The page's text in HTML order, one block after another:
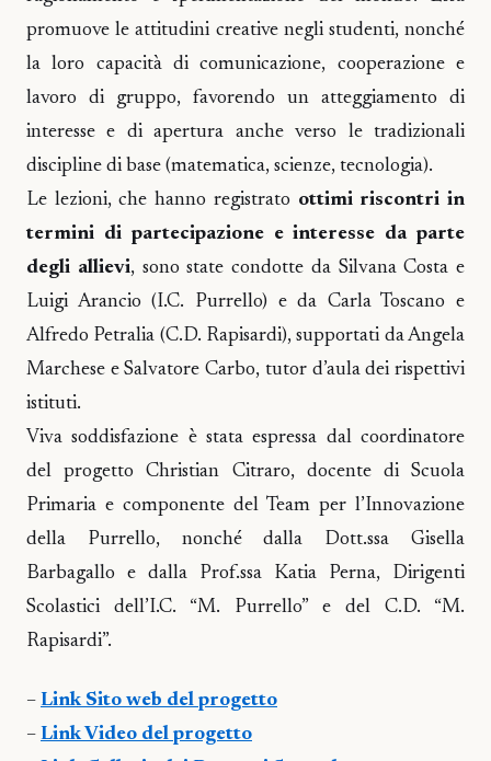
promuove le attitudini creative negli studenti, nonché
la loro capacità di comunicazione, cooperazione e
lavoro di gruppo, favorendo un atteggiamento di
interesse e di apertura anche verso le tradizionali
discipline di base (matematica, scienze, tecnologia).
Le lezioni, che hanno registrato ottimi riscontri in
termini di partecipazione e interesse da parte
degli allievi, sono state condotte da Silvana Costa e
Luigi Arancio (I.C. Purrello) e da Carla Toscano e
Alfredo Petralia (C.D. Rapisardi), supportati da Angela
Marchese e Salvatore Carbo, tutor d’aula dei rispettivi
istituti.
Viva soddisfazione è stata espressa dal coordinatore
del progetto Christian Citraro, docente di Scuola
Primaria e componente del Team per l’Innovazione
della Purrello, nonché dalla Dott.ssa Gisella
Barbagallo e dalla Prof.ssa Katia Perna, Dirigenti
Scolastici dell’I.C. “M. Purrello” e del C.D. “M.
Rapisardi”.
– Link Sito web del progetto
– Link Video del progetto